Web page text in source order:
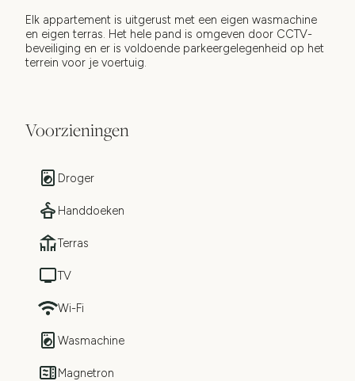
Elk appartement is uitgerust met een eigen wasmachine
en eigen terras. Het hele pand is omgeven door CCTV-
beveiliging en er is voldoende parkeergelegenheid op het
terrein voor je voertuig.
Voorzieningen
Droger
Handdoeken
Terras
TV
Wi-Fi
Wasmachine
Magnetron